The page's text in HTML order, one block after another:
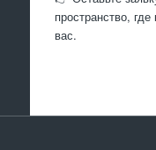
пространство,
вас.